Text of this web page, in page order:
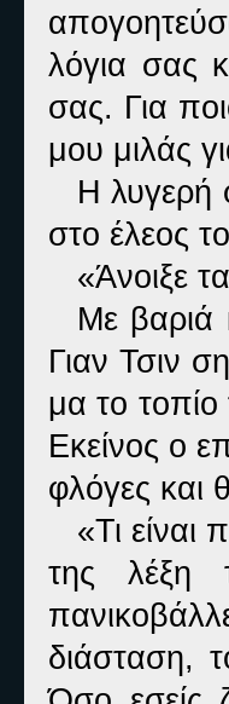
λόγια σας
σας. Για
μου μιλάς
Η λυγερή
στο έλεος
«Άνοιξε
Με βαριά
Γιαν Τσιν
μα το
Εκείνος ο
φλόγες και
«Τι είναι
της λέξη
διάσταση,